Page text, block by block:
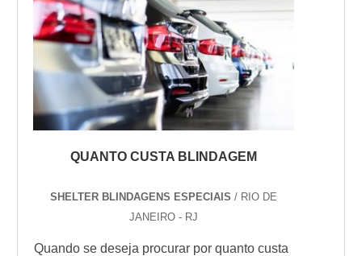
QUANTO CUSTA BLINDAGEM
SHELTER BLINDAGENS ESPECIAIS / RIO DE
JANEIRO - RJ
Quando se deseja procurar por quanto custa